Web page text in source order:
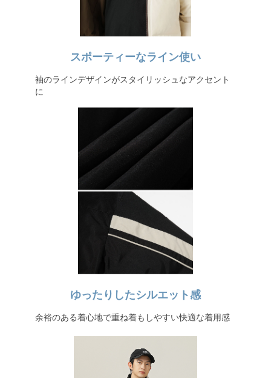
スポーティーなライン使い
袖のラインデザインがスタイリッシュなアクセント
に
ゆったりしたシルエット感
余裕のある着心地で重ね着もしやすい快適な着用感